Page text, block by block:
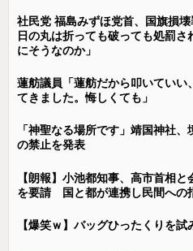
社民党 福島みずほ党首、国旗損
日の丸は折っても破っても処罰
にそうなのか」
蓮舫議員「蓮舫だから叩いていい
てきました。悔しくても」
「神聖なる場所です」靖国神社
の禁止を発表
【朗報】小池都知事、高市首相
を要請 国と都が連携し民間への
【爆笑ｗ】バッグひったくりを